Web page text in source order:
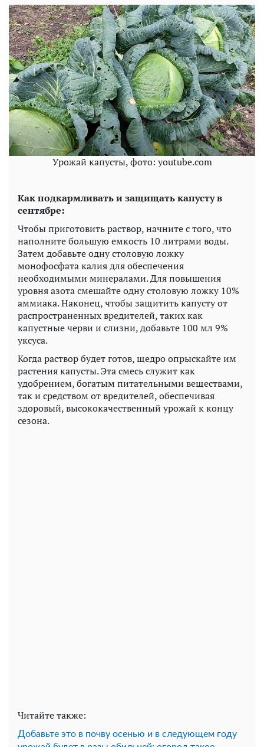
Урожай капусты, фото: youtube.com
Как подкармливать и защищать капусту в
сентябре:
Чтобы приготовить раствор, начните с того, что
наполните большую емкость 10 литрами воды.
Затем добавьте одну столовую ложку
монофосфата калия для обеспечения
необходимыми минералами. Для повышения
уровня азота смешайте одну столовую ложку 10%
аммиака. Наконец, чтобы защитить капусту от
распространенных вредителей, таких как
капустные черви и слизни, добавьте 100 мл 9%
уксуса.
Когда раствор будет готов, щедро опрыскайте им
растения капусты. Эта смесь служит как
удобрением, богатым питательными веществами,
так и средством от вредителей, обеспечивая
здоровый, высококачественный урожай к концу
сезона.
Читайте также:
Добавьте это в почву осенью и в следующем году